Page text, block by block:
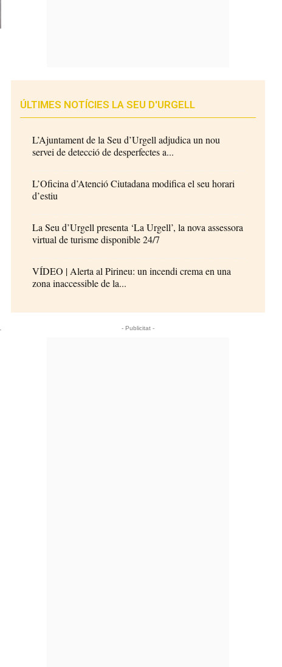
ÚLTIMES NOTÍCIES LA SEU D'URGELL
L’Ajuntament de la Seu d’Urgell adjudica un nou
servei de detecció de desperfectes a...
L’Oficina d’Atenció Ciutadana modifica el seu horari
d’estiu
La Seu d’Urgell presenta ‘La Urgell’, la nova assessora
virtual de turisme disponible 24/7
VÍDEO | Alerta al Pirineu: un incendi crema en una
zona inaccessible de la...
- Publicitat -